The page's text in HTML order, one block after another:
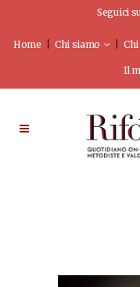
Seguici
Home Chi siamo
Il